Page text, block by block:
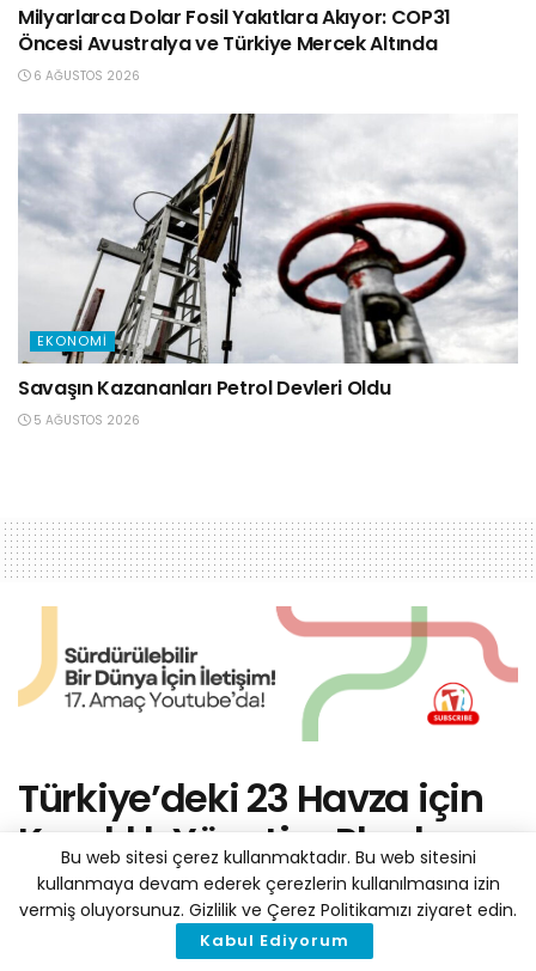
Milyarlarca Dolar Fosil Yakıtlara Akıyor: COP31
Öncesi Avustralya ve Türkiye Mercek Altında
6 AĞUSTOS 2026
EKONOMI
Savaşın Kazananları Petrol Devleri Oldu
5 AĞUSTOS 2026
Türkiye’deki 23 Havza için
Kuraklık Yönetim Planları
Hazır
30 Mayıs 2023
Reading Time: 3 mins read
Bu web sitesi çerez kullanmaktadır. Bu web sitesini
kullanmaya devam ederek çerezlerin kullanılmasına izin
vermiş oluyorsunuz. Gizlilik ve Çerez Politikamızı ziyaret edin.
Kabul Ediyorum